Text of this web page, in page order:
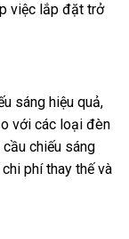
việc lắp đặt trở
sáng hiệu quả,
với các loại đèn
chiếu sáng
phí thay thế và